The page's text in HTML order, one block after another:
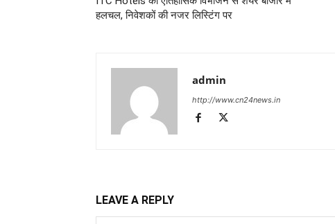
हलचल, निवेशकों की नजर लिस्टिंग पर
admin
http://www.cn24news.in
LEAVE A REPLY